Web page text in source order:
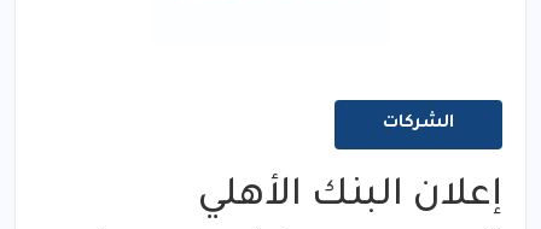
الشركات
إعلان البنك الأهلي